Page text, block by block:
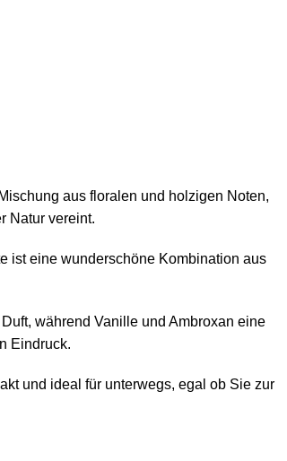
aus floralen und holzigen Noten,
Natur vereint.
ist eine wunderschöne Kombination aus
während Vanille und Ambroxan eine
Eindruck.
und ideal für unterwegs, egal ob Sie zur